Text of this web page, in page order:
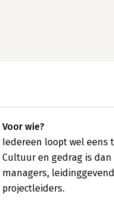
Voor wie?
Iedereen loopt wel eens
Cultuur en gedrag is
managers,
projectleiders.